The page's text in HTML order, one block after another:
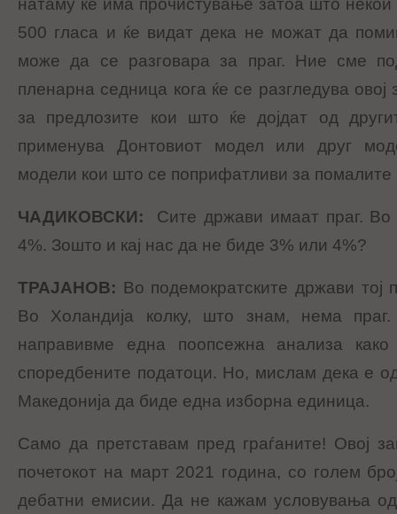
натаму ќе има прочистување затоа што
500 гласа и ќе видат дека не можат да
може да се разговара за праг. Ние сме
пленарна седница кога ќе се разгледува
за предлозите кои што ќе дојдат од
применува Донтовиот модел или друг
модели кои што се поприфатливи за помалите
ЧАДИКОВСКИ: Сите држави имаат праг. Во
4%. Зошто и кај нас да не биде 3% или 4%?
ТРАЈАНОВ: Во подемократските држави тој
Во Холандија колку, што знам, нема
направивме една поопсежна анализа
споредбените податоци. Но, мислам дека е
Македонија да биде една изборна единица.
Само да претставам пред граѓаните! Овој
почетокот на март 2021 година, со голем
дебатни емисии. Да не кажам условувања